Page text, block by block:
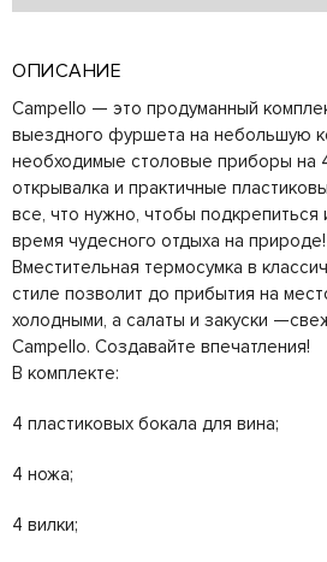
ОПИСАНИЕ
Campello — это продуманный
выездного фуршета на небольшую
необходимые столовые приборы на
открывалка и практичные
все, что нужно, чтобы подкрепиться
время чудесного отдыха на природе!
Вместительная термосумка в
стиле позволит до прибытия на
холодными, а салаты и закуски
Campello. Создавайте впечатления!
В комплекте:
4 пластиковых бокала для вина;
4 ножа;
4 вилки;